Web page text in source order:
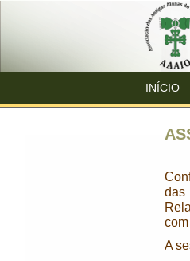
INÍCIO
das
A